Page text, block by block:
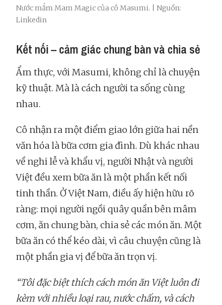
Nước mắm Mam Magic của cô Masumi. | Nguồn:
Linkedin
Kết nối – cảm giác chung bàn và chia sẻ
Ẩm thực, với Masumi, không chỉ là chuyện
kỹ thuật. Mà là cách người ta sống cùng
nhau.
Cô nhận ra một điểm giao lớn giữa hai nền
văn hóa là bữa cơm gia đình. Dù khác nhau
về nghi lễ và khẩu vị, người Nhật và người
Việt đều xem bữa ăn là một phần kết nối
tinh thần. Ở Việt Nam, điều ấy hiện hữu rõ
ràng: mọi người ngồi quây quần bên mâm
cơm, ăn chung bàn, chia sẻ các món ăn. Một
bữa ăn có thể kéo dài, vì câu chuyện cũng là
một phần gia vị để bữa ăn trọn vị.
“Tôi đặc biệt thích cách món ăn Việt luôn đi
kèm với nhiều loại rau, nước chấm, và cách